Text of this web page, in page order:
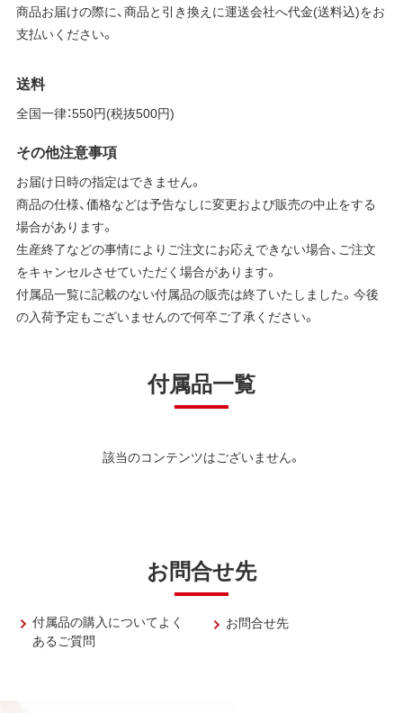
商品お届けの際に、商品と引き換えに運送会社へ代金(送料込)をお
支払いください。
送料
全国一律：550円(税抜500円)
その他注意事項
お届け日時の指定はできません。
商品の仕様、価格などは予告なしに変更および販売の中止をする
場合があります。
生産終了などの事情によりご注文にお応えできない場合、ご注文
をキャンセルさせていただく場合があります。
付属品一覧に記載のない付属品の販売は終了いたしました。今後
の入荷予定もございませんので何卒ご了承ください。
付属品一覧
該当のコンテンツはございません。
お問合せ先
付属品の購入についてよく
あるご質問
お問合せ先